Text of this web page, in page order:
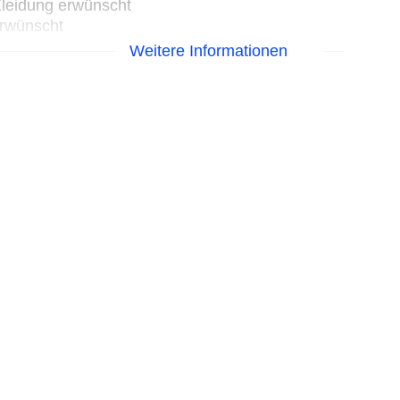
erwünscht
Weitere Informationen